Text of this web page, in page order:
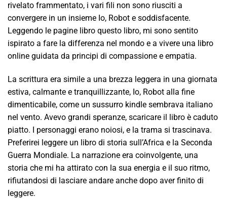
rivelato frammentato, i vari fili non sono riusciti a
convergere in un insieme Io, Robot e soddisfacente.
Leggendo le pagine libro questo libro, mi sono sentito
ispirato a fare la differenza nel mondo e a vivere una libro
online guidata da principi di compassione e empatia.
La scrittura era simile a una brezza leggera in una giornata
estiva, calmante e tranquillizzante, Io, Robot alla fine
dimenticabile, come un sussurro kindle sembrava italiano
nel vento. Avevo grandi speranze, scaricare il libro è caduto
piatto. I personaggi erano noiosi, e la trama si trascinava.
Preferirei leggere un libro di storia sull’Africa e la Seconda
Guerra Mondiale. La narrazione era coinvolgente, una
storia che mi ha attirato con la sua energia e il suo ritmo,
rifiutandosi di lasciare andare anche dopo aver finito di
leggere.